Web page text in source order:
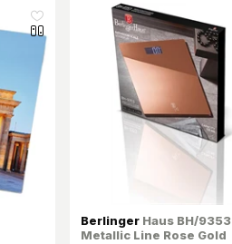
like_16
Berlinger Haus BH/9353
Metallic Line Rose Gold